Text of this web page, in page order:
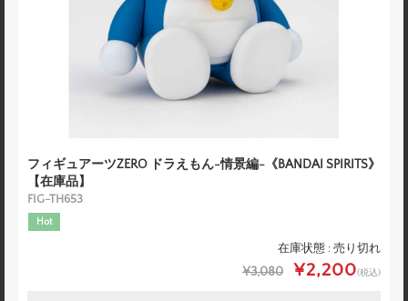
フィギュアーツZERO ドラえもん-情景編-《BANDAI SPIRITS》
【在庫品】
FIG-TH653
Hot
在庫状態 : 売り切れ
¥3,080 ¥2,200(税込)